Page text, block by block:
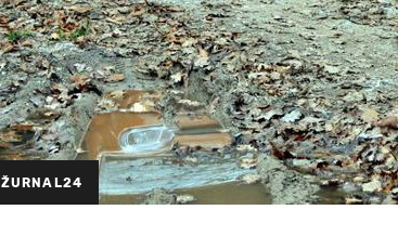
ŽURNAL24